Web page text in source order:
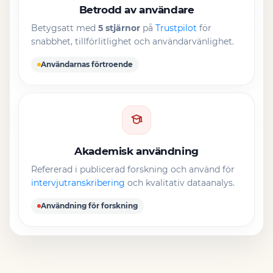
Betrodd av användare
Betygsatt med 5 stjärnor på Trustpilot för
snabbhet, tillförlitlighet och användarvänlighet.
Användarnas förtroende
Akademisk användning
Refererad i publicerad forskning och använd för
intervjutranskribering och kvalitativ dataanalys.
Användning för forskning